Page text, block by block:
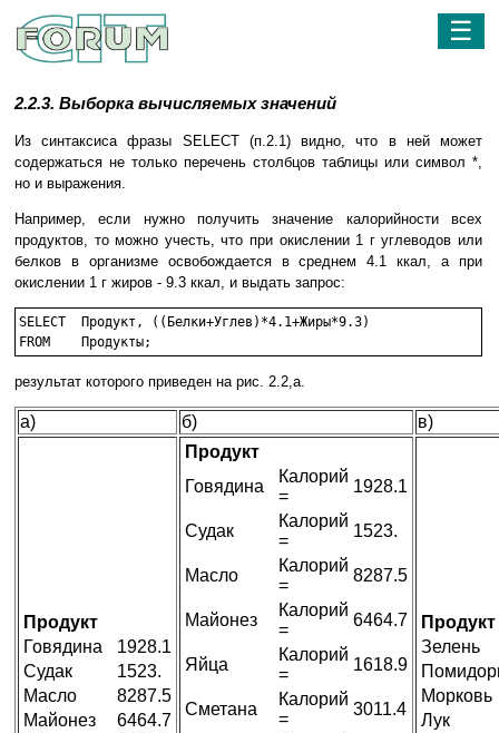
☰
2.2.3. Выборка вычисляемых значений
Из синтаксиса фразы SELECT (п.2.1) видно, что в ней может
содержаться не только перечень столбцов таблицы или символ *,
но и выражения.
Например, если нужно получить значение калорийности всех
продуктов, то можно учесть, что при окислении 1 г углеводов или
белков в организме освобождается в среднем 4.1 ккал, а при
окислении 1 г жиров - 9.3 ккал, и выдать запрос:
SELECT	Продукт, ((Белки+Углев)*4.1+Жиры*9.3)
FROM	Продукты;
результат которого приведен на рис. 2.2,а.
а) б) в)
Продукт
Говядина
1928.1
Судак
1523.
Масло
8287.5
Майонез
6464.7
Продукт
Говядина
Калорий
=
1928.1
Судак
Калорий
=
1523.
Масло
Калорий
=
8287.5
Майонез
Калорий
=
6464.7
Яйца
Калорий
=
1618.9
Сметана
Калорий
=
3011.4
Продукт
Зелень
Морковь
Лук